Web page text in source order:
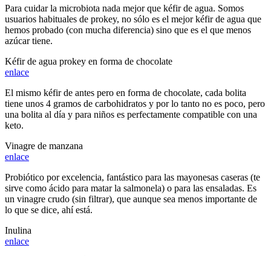
Para cuidar la microbiota nada mejor que kéfir de agua. Somos
usuarios habituales de prokey, no sólo es el mejor kéfir de agua que
hemos probado (con mucha diferencia) sino que es el que menos
azúcar tiene.
Kéfir de agua prokey en forma de chocolate
enlace
El mismo kéfir de antes pero en forma de chocolate, cada bolita
tiene unos 4 gramos de carbohidratos y por lo tanto no es poco, pero
una bolita al día y para niños es perfectamente compatible con una
keto.
Vinagre de manzana
enlace
Probiótico por excelencia, fantástico para las mayonesas caseras (te
sirve como ácido para matar la salmonela) o para las ensaladas. Es
un vinagre crudo (sin filtrar), que aunque sea menos importante de
lo que se dice, ahí está.
Inulina
enlace